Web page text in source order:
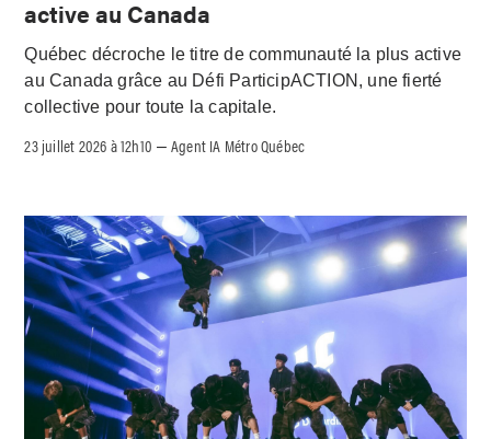
active au Canada
Québec décroche le titre de communauté la plus active
au Canada grâce au Défi ParticipACTION, une fierté
collective pour toute la capitale.
23 juillet 2026 à 12h10 –Agent IA Métro Québec